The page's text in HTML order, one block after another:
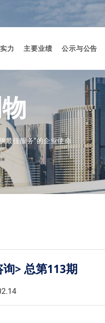
力 主要业绩 公示与公告
最佳服务”的企业使命
> 总第113期